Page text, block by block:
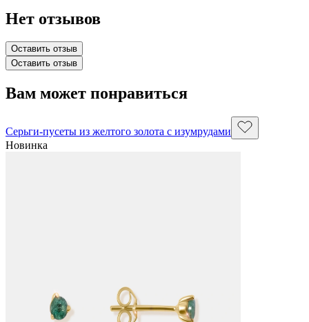
Нет отзывов
Оставить отзыв
Оставить отзыв
Вам может понравиться
Серьги-пусеты из желтого золота с изумрудами
Новинка